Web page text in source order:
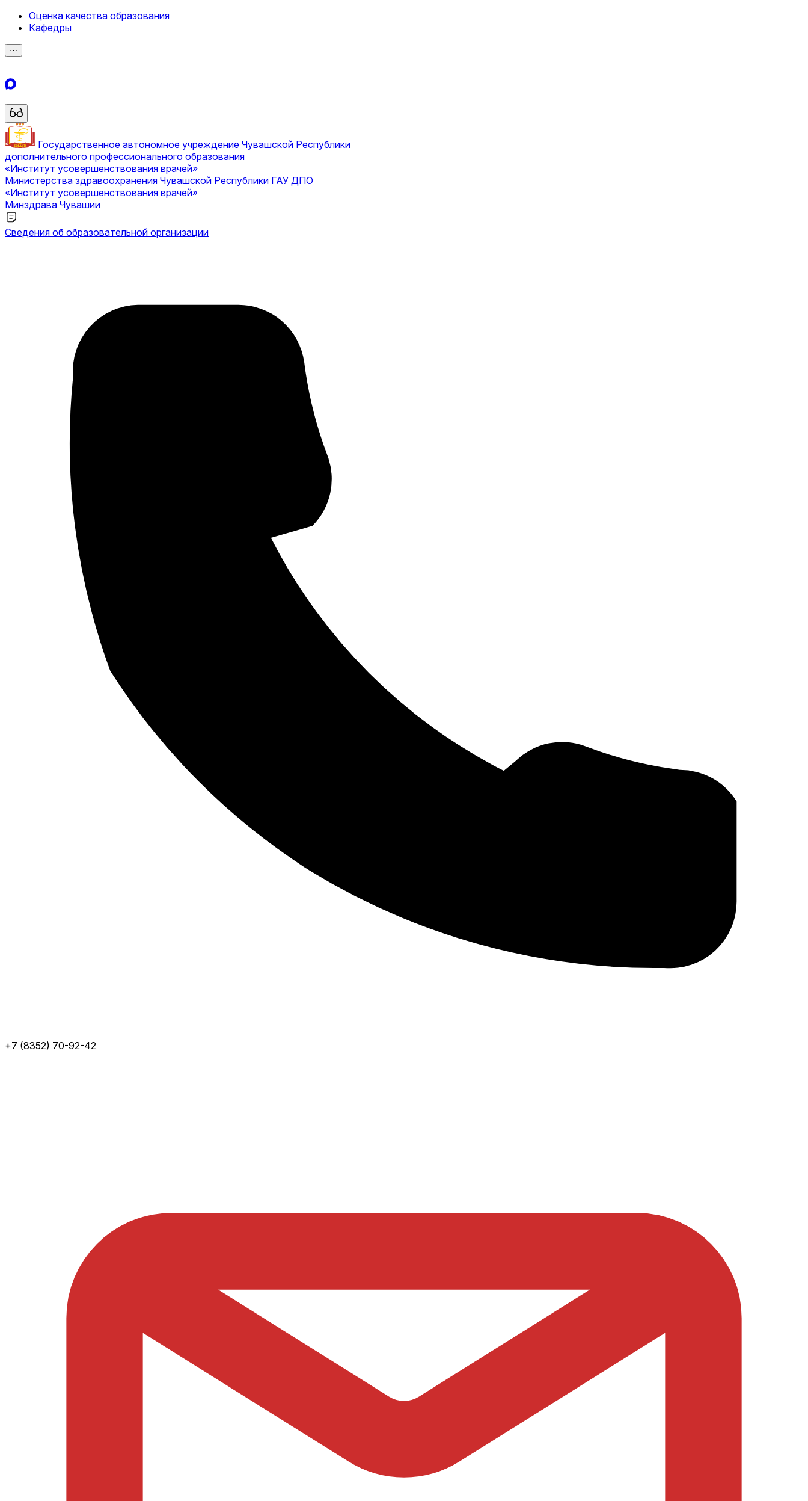
Оценка качества образования
Кафедры
⋯
Государственное автономное учреждение Чувашской Республики
дополнительного профессионального образования
«Институт усовершенствования врачей»
Министерства здравоохранения Чувашской Республики ГАУ ДПО
«Институт усовершенствования врачей»
Минздрава Чувашии
Сведения об образовательной организации
+7 (8352) 70-92-42